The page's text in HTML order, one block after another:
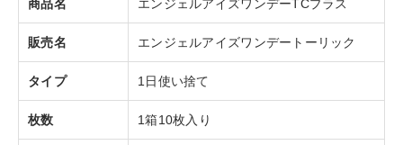
商品名 エンジェルアイズワンデーTCプラス
販売名 エンジェルアイズワンデートーリック
タイプ 1日使い捨て
枚数 1箱10枚入り